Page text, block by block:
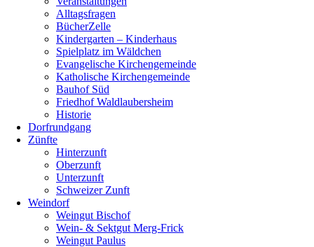
Alltagsfragen
BücherZelle
Kindergarten – Kinderhaus
Spielplatz im Wäldchen
Evangelische Kirchengemeinde
Katholische Kirchengemeinde
Bauhof Süd
Friedhof Waldlaubersheim
Historie
Dorfrundgang
Zünfte
Hinterzunft
Oberzunft
Unterzunft
Schweizer Zunft
Weindorf
Weingut Bischof
Wein- & Sektgut Merg-Frick
Weingut Paulus